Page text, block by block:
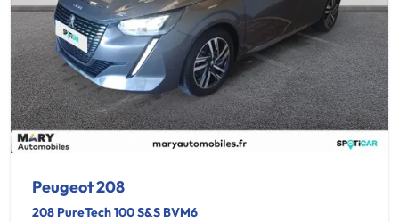
Peugeot 208
208 PureTech 100 S&S BVM6